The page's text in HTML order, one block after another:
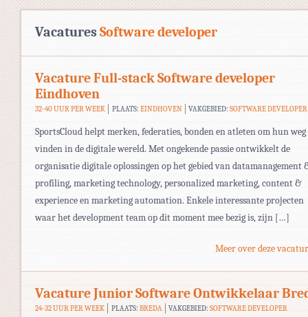
VacaturesSoftware developer
Vacature Full-stack Software developer
Eindhoven
32-40 UUR PER WEEK PLAATS: EINDHOVEN VAKGEBIED:SOFTWARE DEVELOPER
SportsCloud helpt merken, federaties, bonden en atleten om hun weg
vinden in de digitale wereld. Met ongekende passie ontwikkelt de
organisatie digitale oplossingen op het gebied van datamanagement
profiling, marketing technology, personalized marketing, content &
experience en marketing automation. Enkele interessante projecten
waar het development team op dit moment mee bezig is, zijn […]
Meer over deze
Vacature Junior Software Ontwikkelaar
24-32 UUR PER WEEK PLAATS: BREDA VAKGEBIED:SOFTWARE DEVELOPER